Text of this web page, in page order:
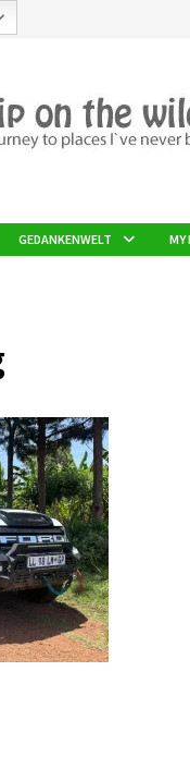
GEDANKENWELT MY